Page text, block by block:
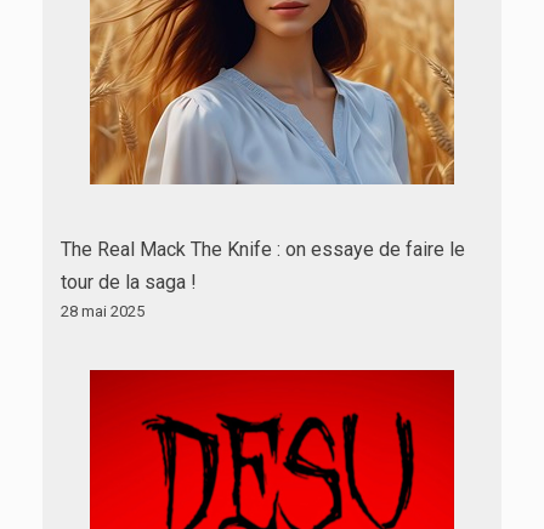
The Real Mack The Knife : on essaye de faire le
tour de la saga !
28 mai 2025